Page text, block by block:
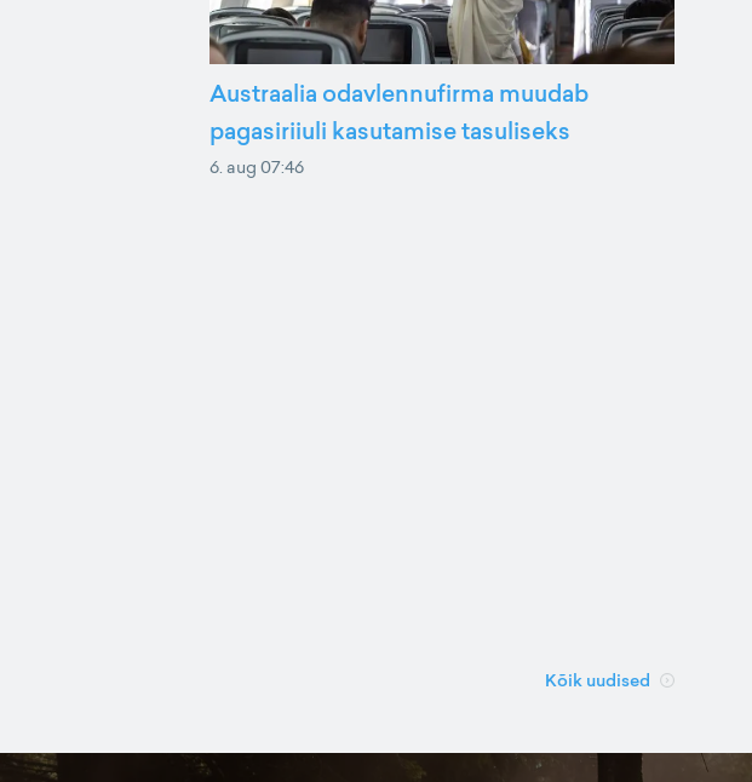
Austraalia odavlennufirma muudab
pagasiriiuli kasutamise tasuliseks
6. aug 07:46
Kõik uudised